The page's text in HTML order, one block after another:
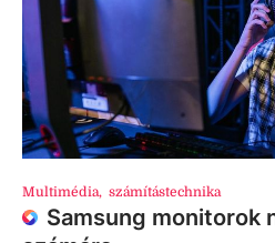
Multimédia, számítástechnika
Samsung monitorok